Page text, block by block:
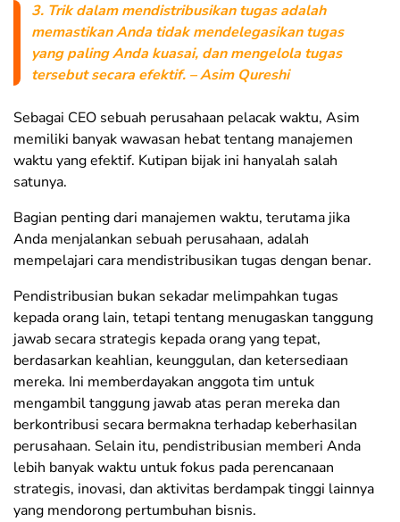
3. Trik dalam mendistribusikan tugas adalah
memastikan Anda tidak mendelegasikan tugas
yang paling Anda kuasai, dan mengelola tugas
tersebut secara efektif. – Asim Qureshi
Sebagai CEO sebuah perusahaan pelacak waktu, Asim
memiliki banyak wawasan hebat tentang manajemen
waktu yang efektif. Kutipan bijak ini hanyalah salah
satunya.
Bagian penting dari manajemen waktu, terutama jika
Anda menjalankan sebuah perusahaan, adalah
mempelajari cara mendistribusikan tugas dengan benar.
Pendistribusian bukan sekadar melimpahkan tugas
kepada orang lain, tetapi tentang menugaskan tanggung
jawab secara strategis kepada orang yang tepat,
berdasarkan keahlian, keunggulan, dan ketersediaan
mereka. Ini memberdayakan anggota tim untuk
mengambil tanggung jawab atas peran mereka dan
berkontribusi secara bermakna terhadap keberhasilan
perusahaan. Selain itu, pendistribusian memberi Anda
lebih banyak waktu untuk fokus pada perencanaan
strategis, inovasi, dan aktivitas berdampak tinggi lainnya
yang mendorong pertumbuhan bisnis.